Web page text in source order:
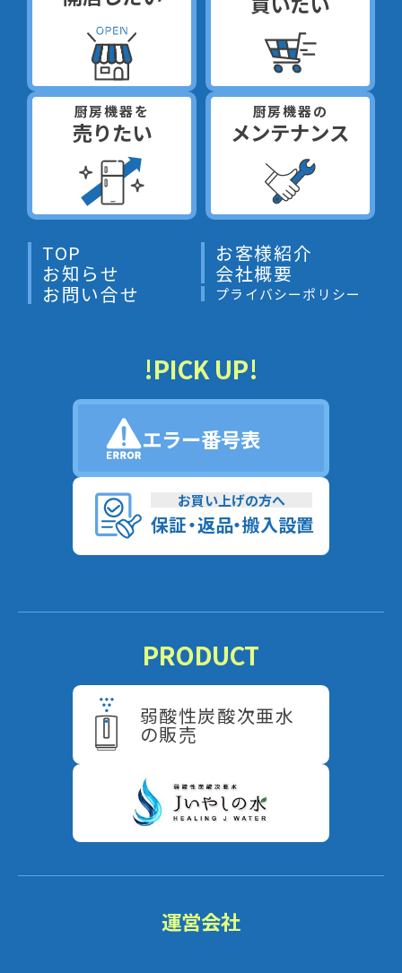
厨房機器を
売りたい
厨房機器の
メンテナンス
TOP お客様紹介
お知らせ 会社概要
お問い合せ プライバシーポリシー
!PICK UP!
エラー番号表
お買い上げの方へ
保証・返品・搬入設置
PRODUCT
弱酸性炭酸次亜水
の販売
運営会社